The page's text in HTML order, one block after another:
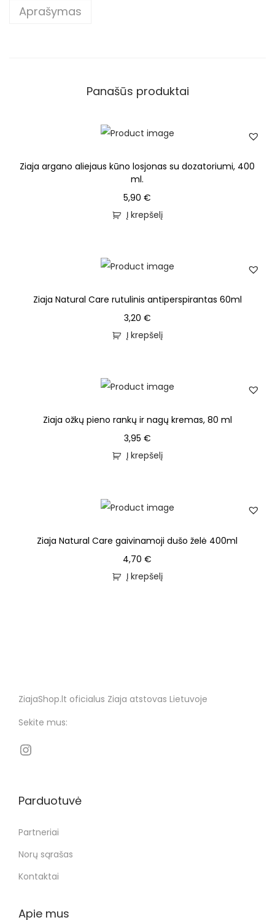
Aprašymas
Panašūs produktai
Ziaja argano aliejaus kūno losjonas su dozatoriumi, 400
ml.
5,90€
Į krepšelį
Ziaja Natural Care rutulinis antiperspirantas 60ml
3,20 €
Į krepšelį
Ziaja ožkų pieno rankų ir nagų kremas, 80 ml
3,95 €
Į krepšelį
Ziaja Natural Care gaivinamoji dušo želė 400ml
4,70€
Į krepšelį
ZiajaShop.lt oficialus Ziaja atstovas Lietuvoje
Sekite mus:
Parduotuvė
Partneriai
Norų sąrašas
Kontaktai
Apie mus